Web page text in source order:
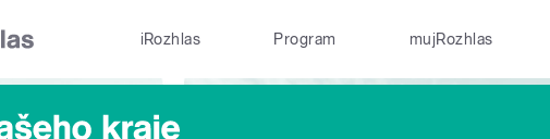
iRozhlas Program mujRozhlas